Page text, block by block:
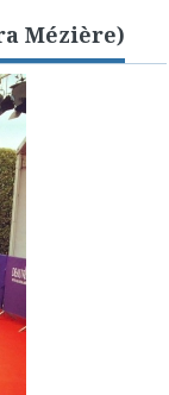
Mézière)